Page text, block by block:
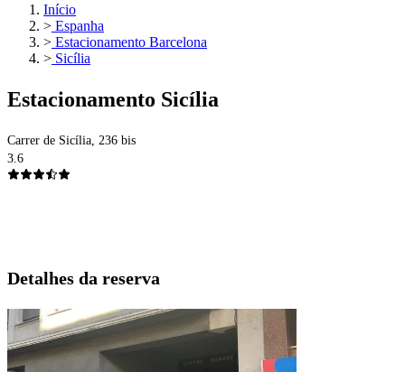
Início
> Espanha
> Estacionamento Barcelona
> Sicília
Estacionamento Sicília
Carrer de Sicília, 236 bis
3.6
Detalhes da reserva